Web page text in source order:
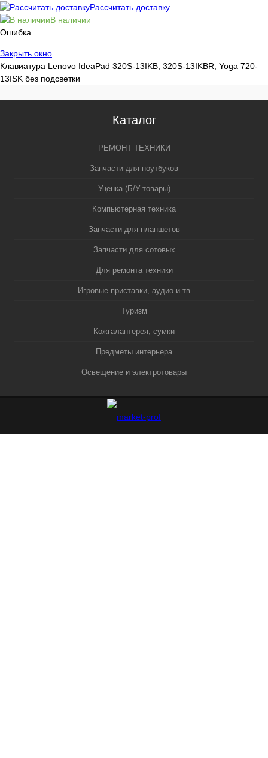
Рассчитать доставку
В наличии
Ошибка
Закрыть окно
Клавиатура Lenovo IdeaPad 320S-13IKB, 320S-13IKBR, Yoga 720-
13ISK без подсветки
Каталог
РЕМОНТ ТЕХНИКИ
Запчасти для ноутбуков
Уценка (Б/У товары)
Компьютерная техника
Запчасти для планшетов
Запчасти для сотовых
Для ремонта техники
Игровые приставки, аудио и тв
Туризм
Кожгалантерея, сумки
Предметы интерьера
Освещение и электротовары